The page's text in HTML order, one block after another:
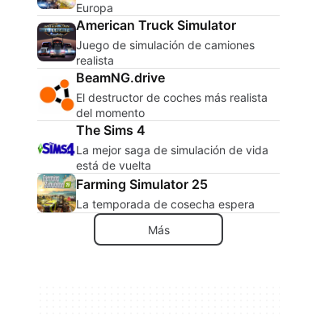
Europa
American Truck Simulator
Juego de simulación de camiones
realista
BeamNG.drive
El destructor de coches más realista
del momento
The Sims 4
La mejor saga de simulación de vida
está de vuelta
Farming Simulator 25
La temporada de cosecha espera
Más